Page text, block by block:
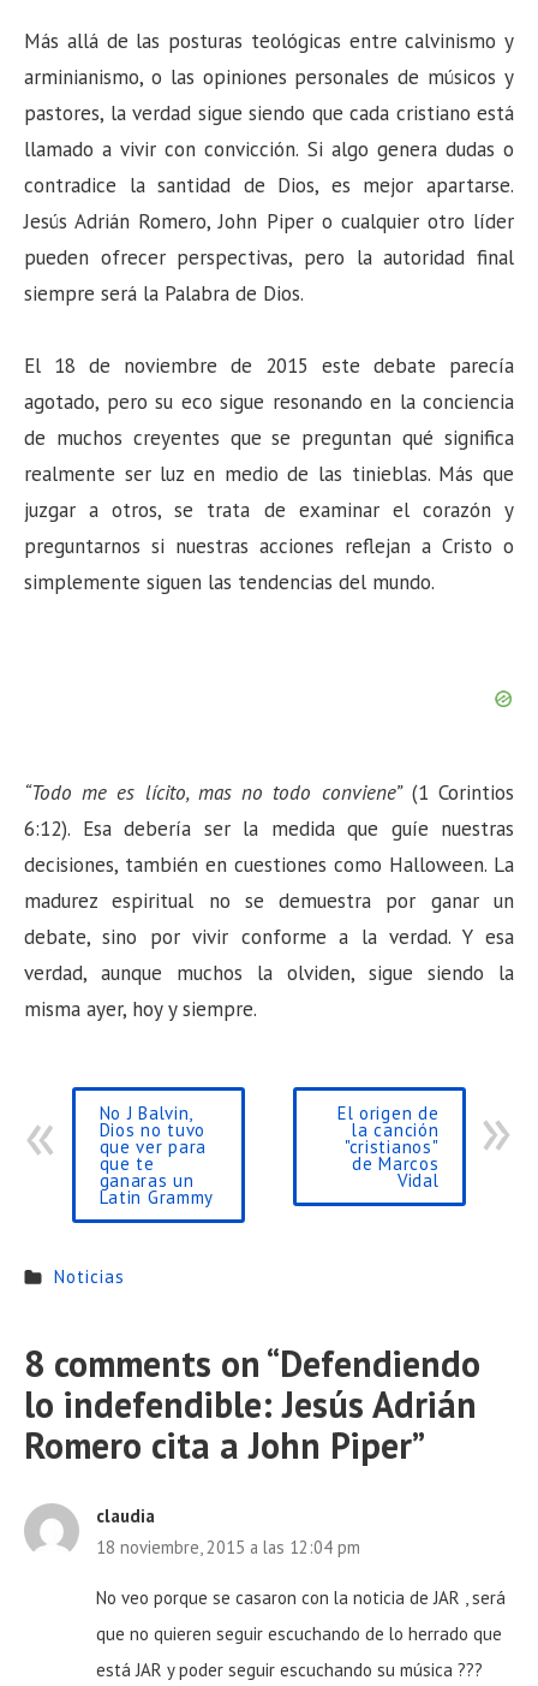
Más allá de las posturas teológicas entre calvinismo y
arminianismo, o las opiniones personales de músicos y
pastores, la verdad sigue siendo que cada cristiano está
llamado a vivir con convicción. Si algo genera dudas o
contradice la santidad de Dios, es mejor apartarse.
Jesús Adrián Romero, John Piper o cualquier otro líder
pueden ofrecer perspectivas, pero la autoridad final
siempre será la Palabra de Dios.
El 18 de noviembre de 2015 este debate parecía
agotado, pero su eco sigue resonando en la conciencia
de muchos creyentes que se preguntan qué significa
realmente ser luz en medio de las tinieblas. Más que
juzgar a otros, se trata de examinar el corazón y
preguntarnos si nuestras acciones reflejan a Cristo o
simplemente siguen las tendencias del mundo.
“Todo me es lícito, mas no todo conviene”(1 Corintios
6:12). Esa debería ser la medida que guíe nuestras
decisiones, también en cuestiones como Halloween. La
madurez espiritual no se demuestra por ganar un
debate, sino por vivir conforme a la verdad. Y esa
verdad, aunque muchos la olviden, sigue siendo la
misma ayer, hoy y siempre.
No J Balvin,
Dios no tuvo
que ver para
que te
ganaras un
Latin Grammy
El origen de
la canción
"cristianos"
de Marcos
Vidal
Noticias
8 comments on “Defendiendo
lo indefendible: Jesús Adrián
Romero cita a John Piper”
claudia
18 noviembre, 2015 a las 12:04 pm
No veo porque se casaron con la noticia de JAR , será
que no quieren seguir escuchando de lo herrado que
está JAR y poder seguir escuchando su música ???